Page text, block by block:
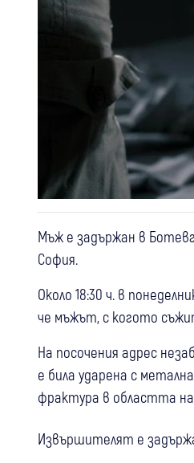
Мъж е задържан в
София.
Около 18:30 ч. в
че мъжът, с когото
На посочения адрес
е била ударена с
фрактура в областта
Извършителят е